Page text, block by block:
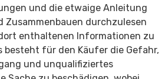
und die etwaige Anleitung
Zusammenbauen durchzulesen
enthaltenen Informationen zu
für den Käufer die Gefahr,
und unqualifiziertes